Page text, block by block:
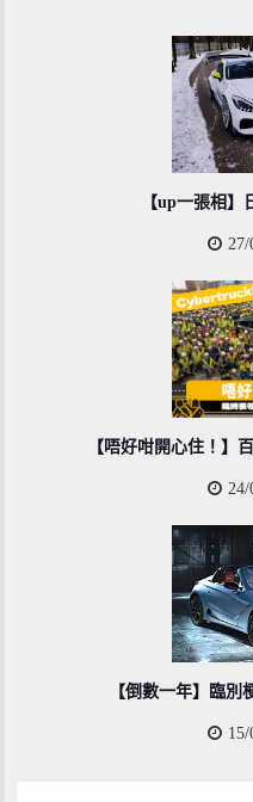
【up一張相】
27/
【唔好咁開心住！】
24/
【倒數一年】臨別
15/